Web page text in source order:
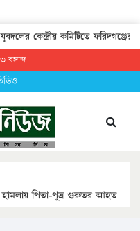
কেন্দ্রীয় কমিটিতে ফরিদগঞ্জের
হামলায় পিতা-পুত্র গুরুতর আহত